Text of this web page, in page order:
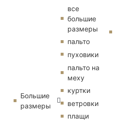
Большие
размеры
все
большие
размеры
пальто
пуховики
пальто на
меху
куртки
ветровки
плащи